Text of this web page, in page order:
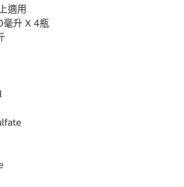
適用
毫升 X 4瓶